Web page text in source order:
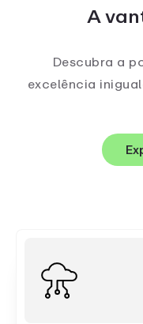
A
Descubra a
excelência